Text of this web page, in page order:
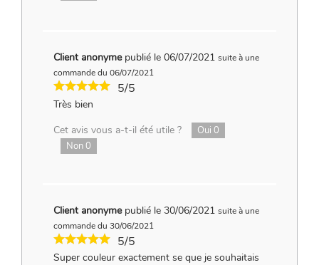
Client anonyme publié le 06/07/2021 suite à une
commande du 06/07/2021
5/5
Très bien
Cet avis vous a-t-il été utile ?
Oui 0
Non0
Client anonyme publié le 30/06/2021 suite à une
commande du 30/06/2021
5/5
Super couleur exactement se que je souhaitais